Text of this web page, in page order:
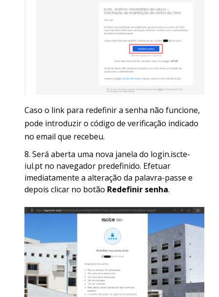
Caso o link para redefinir a senha não funcione,
pode introduzir o código de verificação indicado
no email que recebeu.
Será aberta uma nova janela do login.iscte-
iul.pt no navegador predefinido. Efetuar
imediatamente a alteração da palavra-passe e
depois clicar no botão Redefinir senha.